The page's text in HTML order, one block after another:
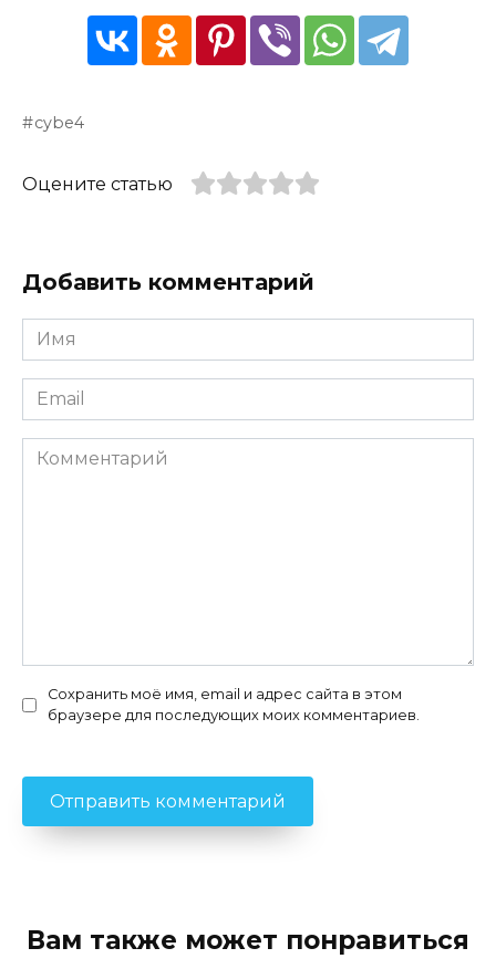
cybe4
Оцените статью
Добавить комментарий
Имя
*
Email
*
Комментарий
Сохранить моё имя, email и адрес сайта в этом
браузере для последующих моих комментариев.
Вам также может понравиться